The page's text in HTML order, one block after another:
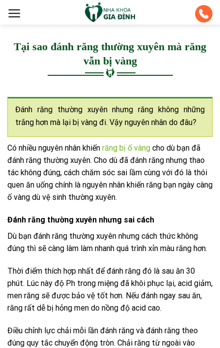
Tại sao đánh răng thường xuyên mà răng
vẫn bị vàng
Đánh răng thường xuyên nhưng răng không những
trắng hơn mà lại bị vàng đi. Vậy nguyên nhân do đâu?
Có nhiều nguyên nhân khiến răng bị ố vàng cho dù bạn đã
đánh răng thường xuyên. Cho dù đã đánh răng nhưng thao
tác không đúng, cách chăm sóc sai lầm cùng với đó là thói
quen ăn uống chính là nguyên nhân khiến răng bạn ngày càng
ố vàng dù vệ sinh thường xuyên.
Đánh răng thường xuyên nhưng sai cách
Dù bạn đánh răng thường xuyên nhưng cách thức không
đúng thì sẽ càng làm làm nhanh quá trình xỉn màu răng hơn.
Thời điểm thích hợp nhất để đánh răng đó là sau ăn 30
phút. Lúc này độ Ph trong miệng đã khôi phục lại, acid giảm,
men răng sẽ được bảo vệ tốt hơn. Nếu đánh ngay sau ăn,
răng rất dễ bị hỏng men do nồng độ acid cao.
Điều chỉnh lực chải mỗi lần đánh răng và đánh răng theo
đúng quy tắc chuyển động tròn. Chải răng từ ngoài vào